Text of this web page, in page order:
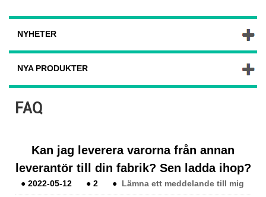
NYHETER
NYA PRODUKTER
FAQ
Kan jag leverera varorna från annan
leverantör till din fabrik? Sen ladda ihop?
●2022-05-12 ●2 ● Lämna ett meddelande till mig